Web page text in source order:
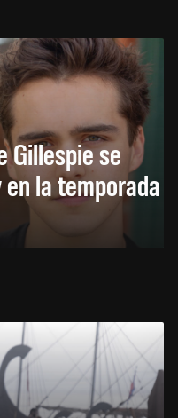
Gillespie se
la temporada